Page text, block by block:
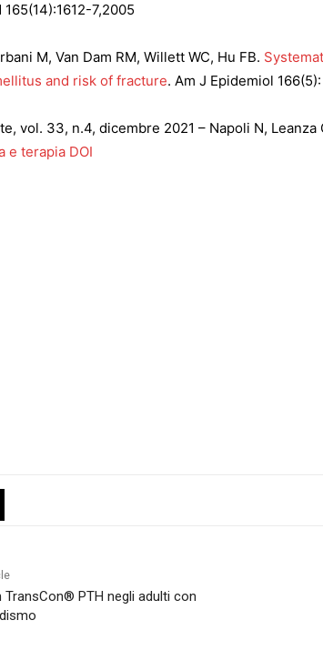
7,2005
M, Van Dam RM, Willett WC, Hu FB.
and risk of fracture. Am J Epidemiol
vol. 33, n.4, dicembre 2021 – Napoli N, Leanza
e terapia DOI
TransCon® PTH negli adulti con